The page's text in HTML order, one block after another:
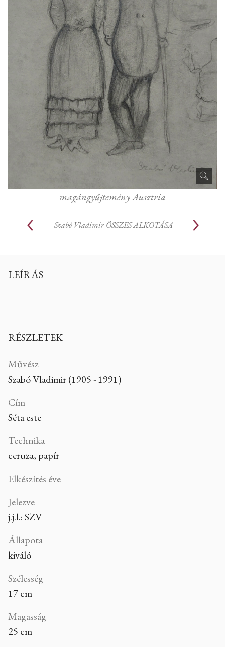
magángyűjtemény Ausztria
Szabó Vladimir ÖSSZES ALKOTÁSA
LEÍRÁS
RÉSZLETEK
Művész
Szabó Vladimir (1905 - 1991)
Cím
Séta este
Technika
ceruza, papír
Elkészítés éve
Jelezve
j.j.l.: SZV
Állapota
kiváló
Szélesség
17 cm
Magasság
25 cm